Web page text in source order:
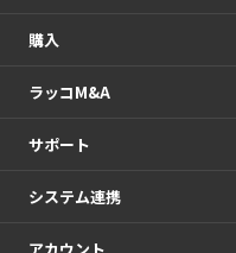
購入
ラッコM&A
サポート
システム連携